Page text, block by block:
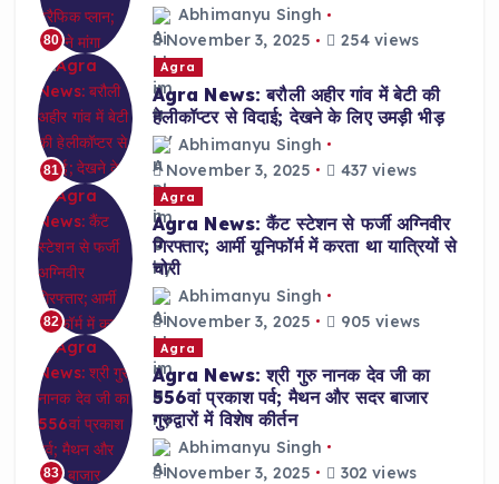
80
Abhimanyu Singh
November 3, 2025
254 views
81
Agra
Agra News: बरौली अहीर गांव में बेटी की
हेलीकॉप्टर से विदाई; देखने के लिए उमड़ी भीड़
Abhimanyu Singh
November 3, 2025
437 views
82
Agra
Agra News: कैंट स्टेशन से फर्जी अग्निवीर
गिरफ्तार; आर्मी यूनिफॉर्म में करता था यात्रियों से
चोरी
Abhimanyu Singh
November 3, 2025
905 views
83
Agra
Agra News: श्री गुरु नानक देव जी का
556वां प्रकाश पर्व; मैथन और सदर बाजार
गुरुद्वारों में विशेष कीर्तन
Abhimanyu Singh
November 3, 2025
302 views